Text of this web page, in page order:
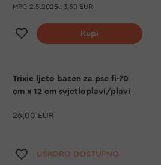
MPC 2.5.2025.: 3,50 EUR
Dodaj na listu želja
Kupi
Trixie ljeto bazen za pse fi-70
cm x 12 cm svjetloplavi/plavi
26,00 EUR
Dodaj na listu želja
USKORO DOSTUPNO